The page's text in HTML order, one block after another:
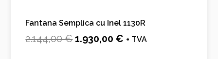
Fantana Semplica cu Inel 1130R
2.144,00€Prețul
1.930,00€ Prețul
+ TVA